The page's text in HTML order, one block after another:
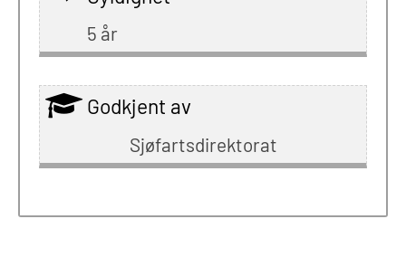
5 år
Godkjent av
Sjøfartsdirektorat